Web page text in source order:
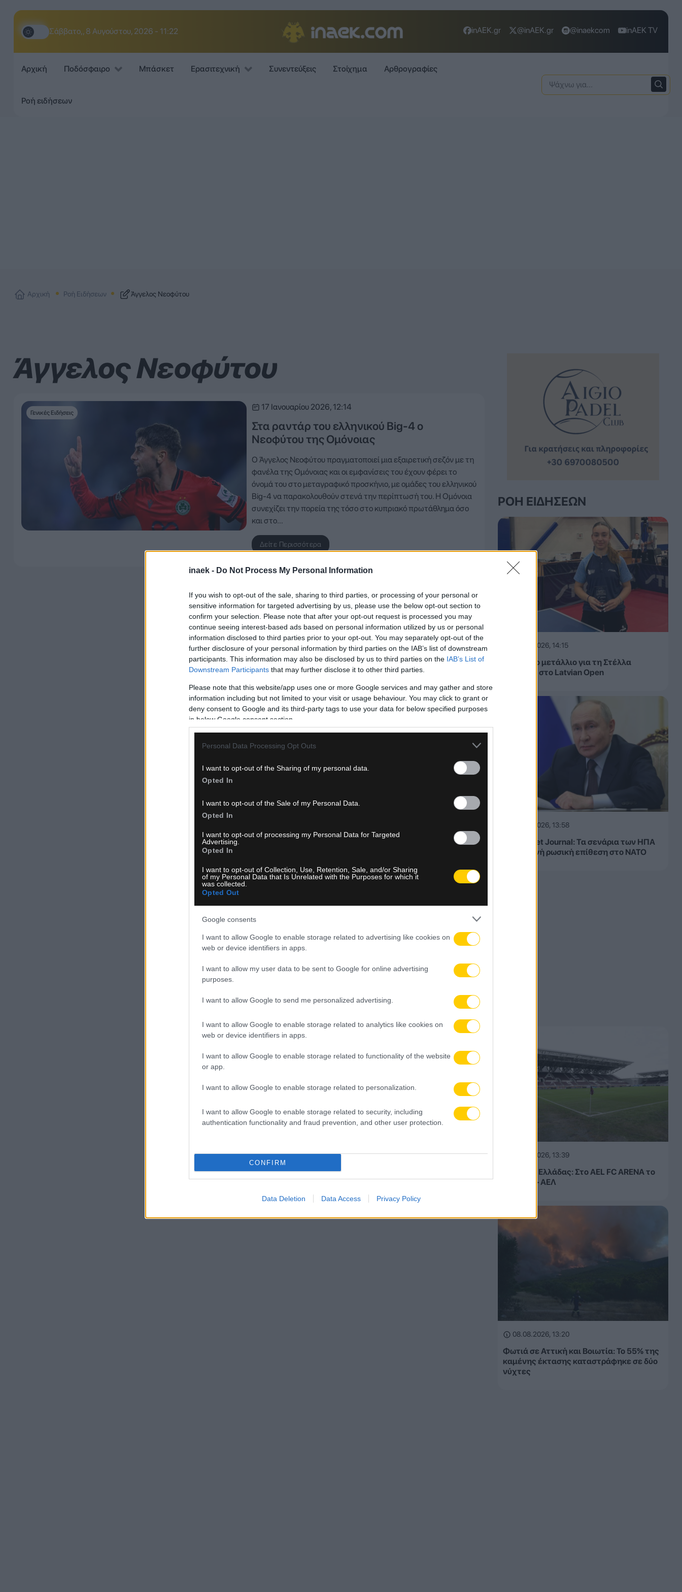
inaek - Do Not Process My Personal Information
If you wish to opt-out of the sale, sharing to third parties, or processing of your personal or
sensitive information for targeted advertising by us, please use the below opt-out section to
confirm your selection. Please note that after your opt-out request is processed you may
continue seeing interest-based ads based on personal information utilized by us or personal
information disclosed to third parties prior to your opt-out. You may separately opt-out of the
further disclosure of your personal information by third parties on the IAB’s list of downstream
participants. This information may also be disclosed by us to third parties on the IAB’s List of
Downstream Participants that may further disclose it to other third parties.
Please note that this website/app uses one or more Google services and may gather and store
information including but not limited to your visit or usage behaviour. You may click to grant or
deny consent to Google and its third-party tags to use your data for below specified purposes
in below Google consent section.
Personal Data Processing Opt Outs
I want to opt-out of the Sharing of my personal data.
Opted In
I want to opt-out of the Sale of my Personal Data.
Opted In
I want to opt-out of processing my Personal Data for Targeted
Advertising.
Opted In
I want to opt-out of Collection, Use, Retention, Sale, and/or Sharing
of my Personal Data that Is Unrelated with the Purposes for which it
was collected.
Opted Out
Google consents
I want to allow Google to enable storage related to advertising like cookies on
web or device identifiers in apps.
I want to allow my user data to be sent to Google for online advertising
purposes.
I want to allow Google to send me personalized advertising.
I want to allow Google to enable storage related to analytics like cookies on
web or device identifiers in apps.
I want to allow Google to enable storage related to functionality of the website
or app.
I want to allow Google to enable storage related to personalization.
I want to allow Google to enable storage related to security, including
authentication functionality and fraud prevention, and other user protection.
CONFIRM
Data Deletion Data Access Privacy Policy
Σάββατο,, 8 Αυγούστου, 2026 - 11:23 inAEK.gr @inAEK.gr @inaekcom inAEK TV
Αρχική Ποδόσφαιρο Μπάσκετ Ερασιτεχνική Συνεντεύξεις Στοίχημα Αρθρογραφίες
Ροή ειδήσεων
Αρχική Ροή Ειδήσεων Άγγελος Νεοφύτου
Άγγελος Νεοφύτου
Γενικές Ειδήσεις
17 Ιανουαρίου 2026, 12:14
Στα ραντάρ του ελληνικού Big-4 ο
Νεοφύτου της Ομόνοιας
Ο Άγγελος Νεοφύτου πραγματοποιεί μια εξαιρετική σεζόν με τη
φανέλα της Ομόνοιας και οι εμφανίσεις του έχουν φέρει το
όνομά του στο μεταγραφικό προσκήνιο, με ομάδες του ελληνικού
Big-4 να παρακολουθούν στενά την περίπτωσή του. Η Ομόνοια
συνεχίζει την πορεία της τόσο στο κυπριακό πρωτάθλημα όσο
και στο…
Δείτε Περισσότερα
ΡΟΉ ΕΙΔΉΣΕΩΝ
08.08.2026, 14:15
Ασημένιο μετάλλιο για τη Στέλλα
Τζαρίδου στο Latvian Open
08.08.2026, 13:58
Wall Street Journal: Τα σενάρια των ΗΠΑ
για πιθανή ρωσική επίθεση στο ΝΑΤΟ
08.08.2026, 13:39
Κύπελλο Ελλάδας: Στο AEL FC ARENA το
Τρίκαλα – ΑΕΛ
08.08.2026, 13:20
Φωτιά σε Αττική και Βοιωτία: Το 55% της
καμένης έκτασης καταστράφηκε σε δύο
νύχτες